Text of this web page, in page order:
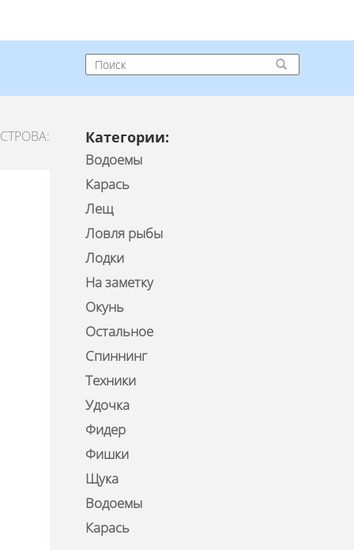
Категории:
Водоемы
Карась
Лещ
Ловля рыбы
Лодки
На заметку
Окунь
Остальное
Спиннинг
Техники
Удочка
Фидер
Фишки
Щука
Водоемы
Карась